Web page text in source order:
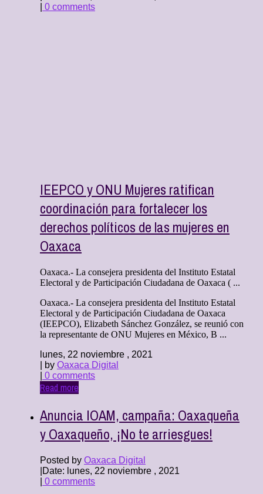
0 comments
IEEPCO y ONU Mujeres ratifican
coordinación para fortalecer los
derechos políticos de las mujeres en
Oaxaca
Oaxaca.- La consejera presidenta del Instituto Estatal
Electoral y de Participación Ciudadana de Oaxaca ( ...
Oaxaca.- La consejera presidenta del Instituto Estatal
Electoral y de Participación Ciudadana de Oaxaca
(IEEPCO), Elizabeth Sánchez González, se reunió con
la representante de ONU Mujeres en México, B ...
lunes, 22 noviembre , 2021
| by Oaxaca Digital
0 comments
Read more
Anuncia IOAM, campaña: Oaxaqueña
y Oaxaqueño, ¡No te arriesgues!
Posted by Oaxaca Digital
Date: lunes, 22 noviembre , 2021
0 comments